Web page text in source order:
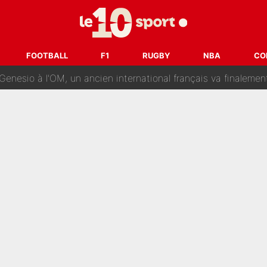
FOOTBALL F1 RUGBY NBA
: Nouveau sélectionneur des Bleus, Zinédine Zidane s’était imaginé
chroniqueur de L’EQUIPE du Soir : «Pendant un moment, je ne
à l'OM, un ancien international français va